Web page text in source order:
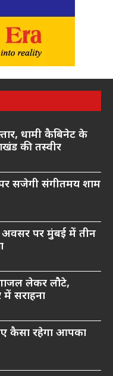
धामी कैबिनेट के
की तस्वीर
सजेगी संगीतमय शाम
के अवसर पर मुंबई में तीन
लेकर लौटे,
सराहना
कैसा रहेगा आपका